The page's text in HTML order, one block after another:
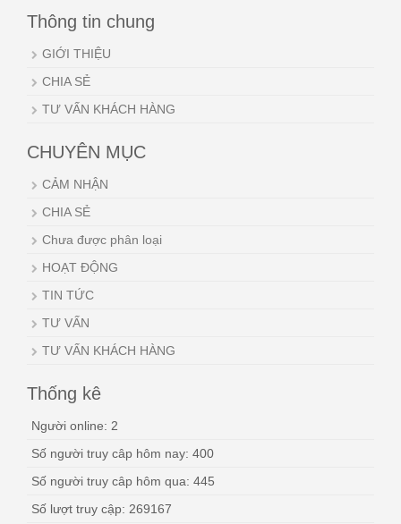
Thông tin chung
GIỚI THIỆU
CHIA SẺ
TƯ VẤN KHÁCH HÀNG
CHUYÊN MỤC
CẢM NHẬN
CHIA SẺ
Chưa được phân loại
HOẠT ĐỘNG
TIN TỨC
TƯ VẤN
TƯ VẤN KHÁCH HÀNG
Thống kê
Người online: 2
Số người truy câp hôm nay: 400
Số người truy câp hôm qua: 445
Số lượt truy cập: 269167